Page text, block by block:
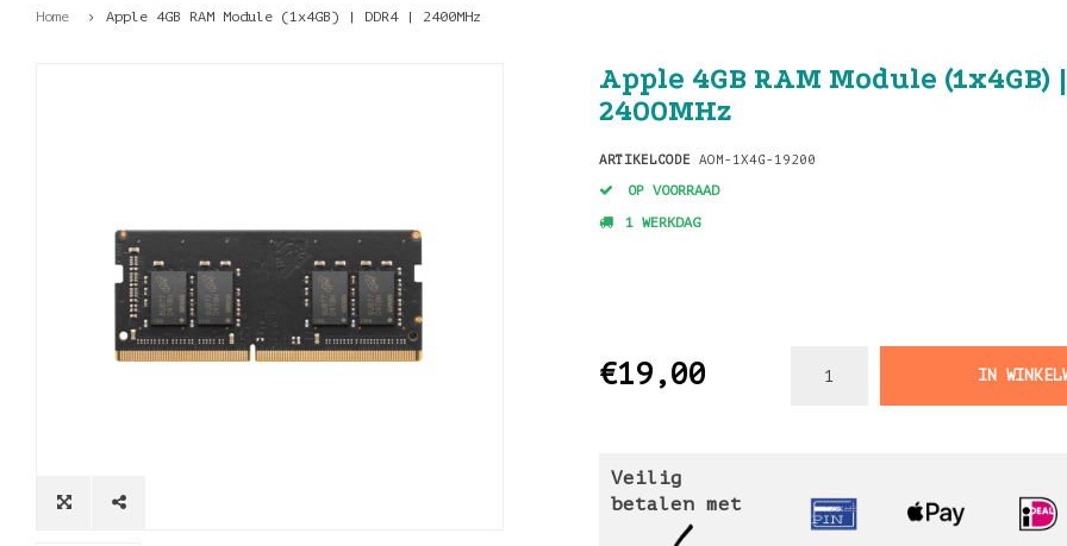
Home Apple 4GB RAM Module (1x4GB) | DDR4 | 2400MHz
Apple 4GB RAM Module (1x4GB)
2400MHz
ARTIKELCODE AOM-1X4G-19200
OP VOORRAAD
1 WERKDAG
€19,00 IN
Veilig
betalen met